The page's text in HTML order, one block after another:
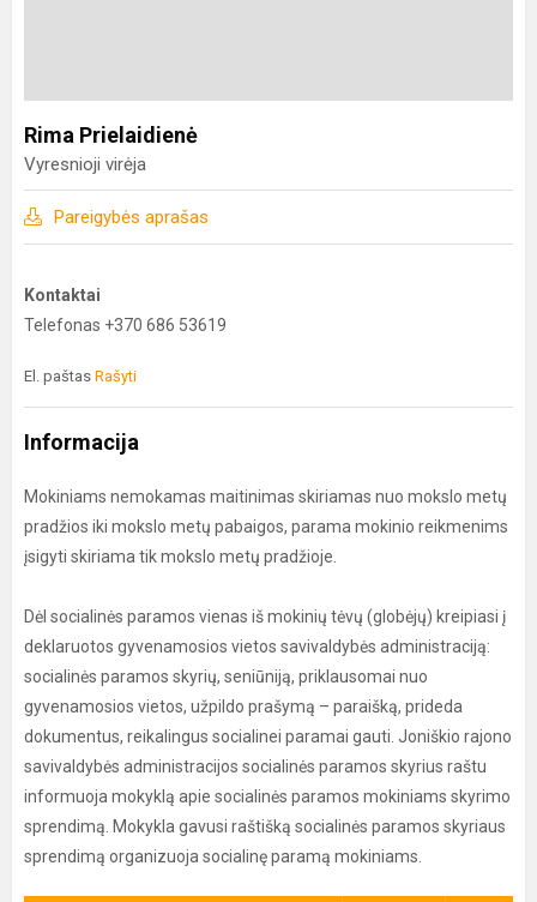
Rima Prielaidienė
Vyresnioji virėja
Pareigybės aprašas
Kontaktai
Telefonas +370 686 53619
El. paštas Rašyti
Informacija
Mokiniams nemokamas maitinimas skiriamas nuo mokslo metų
pradžios iki mokslo metų pabaigos, parama mokinio reikmenims
įsigyti skiriama tik mokslo metų pradžioje.
Dėl socialinės paramos vienas iš mokinių tėvų (globėjų) kreipiasi į
deklaruotos gyvenamosios vietos savivaldybės administraciją:
socialinės paramos skyrių, seniūniją, priklausomai nuo
gyvenamosios vietos, užpildo prašymą – paraišką, prideda
dokumentus, reikalingus socialinei paramai gauti. Joniškio rajono
savivaldybės administracijos socialinės paramos skyrius raštu
informuoja mokyklą apie socialinės paramos mokiniams skyrimo
sprendimą. Mokykla gavusi raštišką socialinės paramos skyriaus
sprendimą organizuoja socialinę paramą mokiniams.